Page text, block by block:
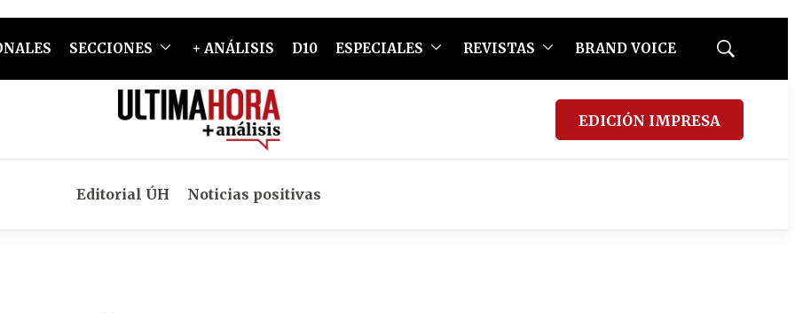
SECCIONES + ANÁLISIS D10 ESPECIALES REVISTAS BRAND VOICE
Mostrar
EDICIÓN IMPRESA
Editorial ÚH Noticias positivas